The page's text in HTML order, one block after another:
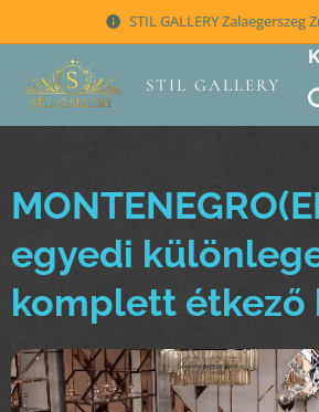
STIL GALLERY Zalaegerszeg
STIL GALLERY
egyedi
komplett étkező